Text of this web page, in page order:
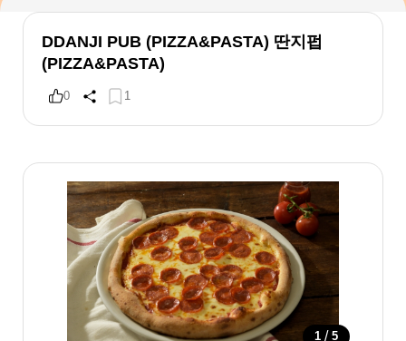
DDANJI PUB (PIZZA&PASTA) 딴지펍
(PIZZA&PASTA)
0 1
1 / 5